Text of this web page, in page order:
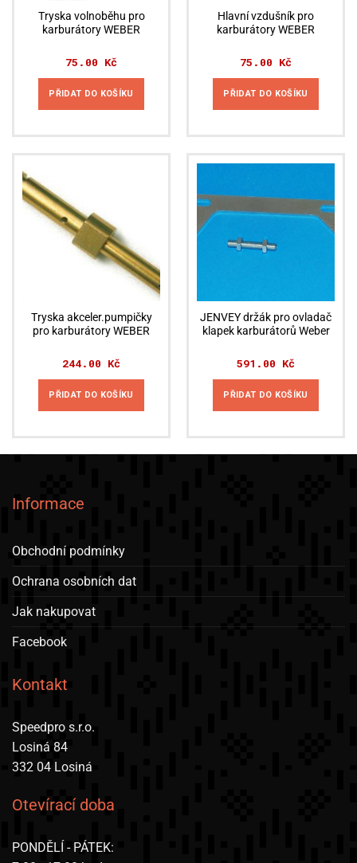
Tryska volnoběhu pro
karburátory WEBER
75.00 Kč
PŘIDAT DO KOŠÍKU
Hlavní vzdušník pro
karburátory WEBER
75.00 Kč
PŘIDAT DO KOŠÍKU
Tryska akceler.pumpičky
pro karburátory WEBER
244.00 Kč
PŘIDAT DO KOŠÍKU
JENVEY držák pro ovladač
klapek karburátorů Weber
591.00 Kč
PŘIDAT DO KOŠÍKU
Informace
Obchodní podmínky
Ochrana osobních dat
Jak nakupovat
Facebook
Kontakt
Speedpro s.r.o.
Losiná 84
332 04 Losiná
Otevírací doba
PONDĚLÍ - PÁTEK: